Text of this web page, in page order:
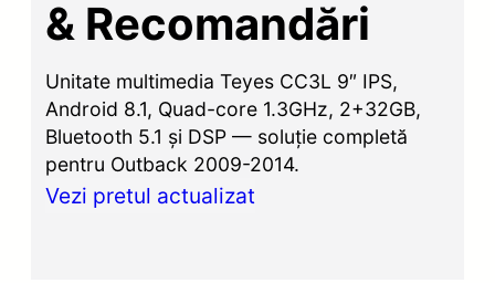
& Recomandări
Unitate multimedia Teyes CC3L 9″ IPS,
Android 8.1, Quad-core 1.3GHz, 2+32GB,
Bluetooth 5.1 și DSP — soluție completă
pentru Outback 2009-2014.
Vezi pretul actualizat